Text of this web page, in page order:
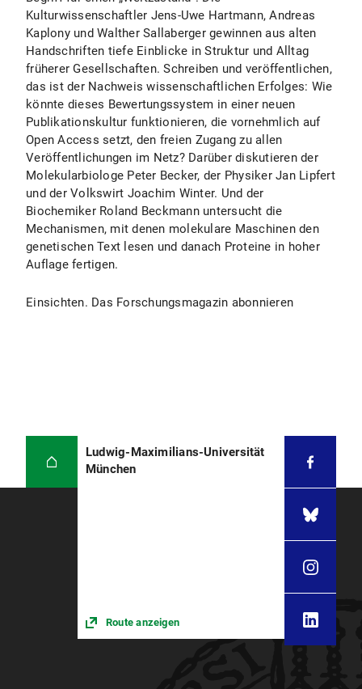
Kulturwissenschaftler Jens-Uwe Hartmann, Andreas
Kaplony und Walther Sallaberger gewinnen aus alten
Handschriften tiefe Einblicke in Struktur und Alltag
früherer Gesellschaften. Schreiben und veröffentlichen,
das ist der Nachweis wissenschaftlichen Erfolges: Wie
könnte dieses Bewertungssystem in einer neuen
Publikationskultur funktionieren, die vornehmlich auf
Open Access setzt, den freien Zugang zu allen
Veröffentlichungen im Netz? Darüber diskutieren der
Molekularbiologe Peter Becker, der Physiker Jan Lipfert
und der Volkswirt Joachim Winter. Und der
Biochemiker Roland Beckmann untersucht die
Mechanismen, mit denen molekulare Maschinen den
genetischen Text lesen und danach Proteine in hoher
Auflage fertigen.
Einsichten. Das Forschungsmagazin abonnieren
Ludwig-Maximilians-Universität
München
Route anzeigen